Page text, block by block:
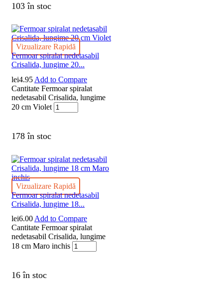
103 în stoc
Vizualizare Rapidă
Fermoar spiralat nedetasabil
Crisalida, lungime 20...
lei4.95 Add to Compare
Cantitate Fermoar spiralat
nedetasabil Crisalida, lungime
20 cm Violet
178 în stoc
Vizualizare Rapidă
Fermoar spiralat nedetasabil
Crisalida, lungime 18...
lei6.00 Add to Compare
Cantitate Fermoar spiralat
nedetasabil Crisalida, lungime
18 cm Maro inchis
16 în stoc